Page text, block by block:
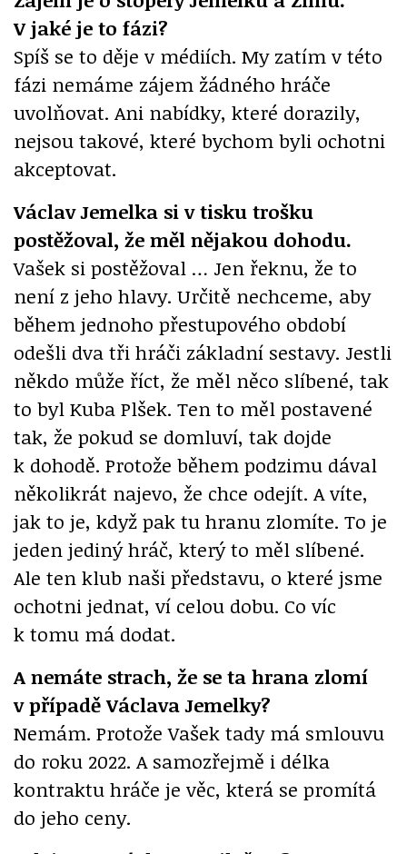
V jaké je to fázi?
Spíš se to děje v médiích. My zatím v této
fázi nemáme zájem žádného hráče
uvolňovat. Ani nabídky, které dorazily,
nejsou takové, které bychom byli ochotni
akceptovat.
Václav Jemelka si v tisku trošku
postěžoval, že měl nějakou dohodu.
Vašek si postěžoval … Jen řeknu, že to
není z jeho hlavy. Určitě nechceme, aby
během jednoho přestupového období
odešli dva tři hráči základní sestavy. Jestli
někdo může říct, že měl něco slíbené, tak
to byl Kuba Plšek. Ten to měl postavené
tak, že pokud se domluví, tak dojde
k dohodě. Protože během podzimu dával
několikrát najevo, že chce odejít. A víte,
jak to je, když pak tu hranu zlomíte. To je
jeden jediný hráč, který to měl slíbené.
Ale ten klub naši představu, o které jsme
ochotni jednat, ví celou dobu. Co víc
k tomu má dodat.
A nemáte strach, že se ta hrana zlomí
v případě Václava Jemelky?
Nemám. Protože Vašek tady má smlouvu
do roku 2022. A samozřejmě i délka
kontraktu hráče je věc, která se promítá
do jeho ceny.